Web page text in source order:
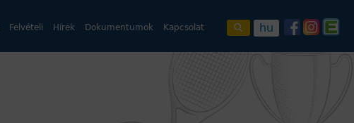
Felvételi Hírek Dokumentumok Kapcsolat hu